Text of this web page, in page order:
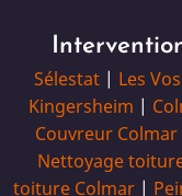
Sélestat | Les
Kingersheim |
Couvreur Colmar
Nettoyage
toiture Colmar |